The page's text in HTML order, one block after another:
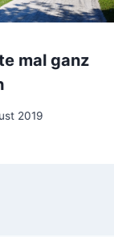
mal ganz
2019